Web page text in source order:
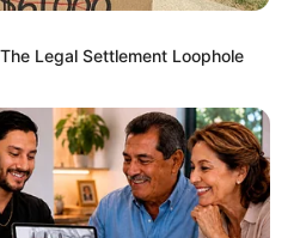
Legal Settlement Loophole